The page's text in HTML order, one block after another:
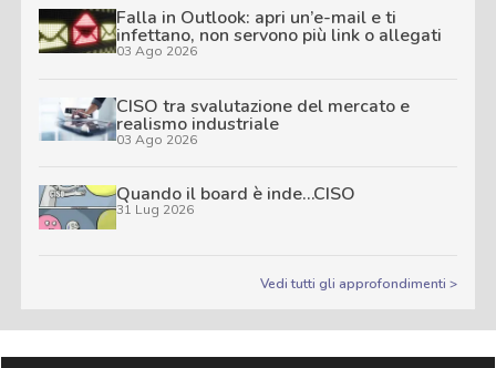
Falla in Outlook: apri un’e-mail e ti
infettano, non servono più link o allegati
03 Ago 2026
CISO tra svalutazione del mercato e
realismo industriale
03 Ago 2026
Quando il board è inde…CISO
31 Lug 2026
Vedi tutti gli approfondimenti >